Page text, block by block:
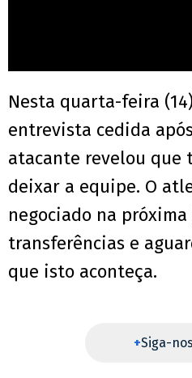
Nesta quarta-feira
entrevista cedida
atacante revelou que
deixar a equipe. O
negociado na
transferências e
que isto aconteça.
+Siga-